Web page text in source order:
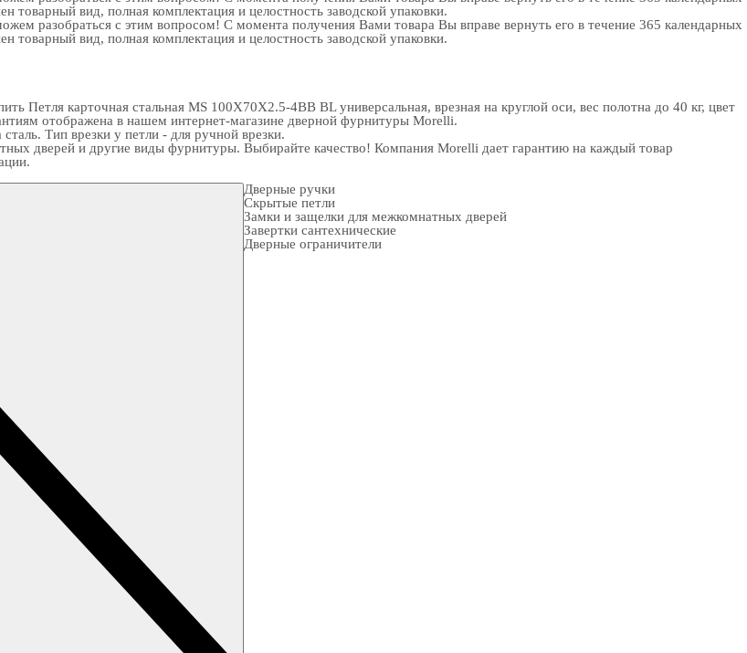
товарный вид, полная комплектация и целостность заводской упаковки.
разобраться с этим вопросом! С момента получения Вами товара Вы вправе вернуть его в течение 365 календарных
товарный вид, полная комплектация и целостность заводской упаковки.
карточная стальная MS 100X70X2.5-4BB BL универсальная, врезная на круглой оси, вес полотна до 40 кг, цвет
отображена в нашем интернет-магазине дверной фурнитуры Morelli.
Тип врезки у петли - для ручной врезки.
дверей и другие виды фурнитуры. Выбирайте качество! Компания Morelli дает гарантию на каждый товар
Дверные ручки
Скрытые петли
Замки и защелки для межкомнатных дверей
Завертки сантехнические
Дверные ограничители